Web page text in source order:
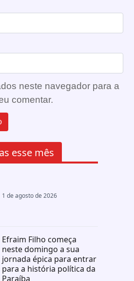
neste navegador para a
comentar.
esse mês
1 de agosto de 2026
Efraim Filho começa
neste domingo a sua
jornada épica para entrar
para a história política da
Paraíba